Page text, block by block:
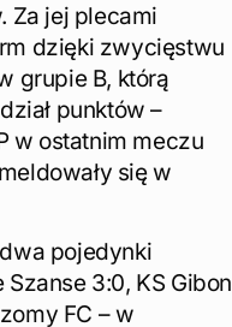
Za jej plecami
dzięki zwycięstwu
grupie B, którą
punktów –
w ostatnim meczu
się w
pojedynki
3:0, KS Gibon
FC – w